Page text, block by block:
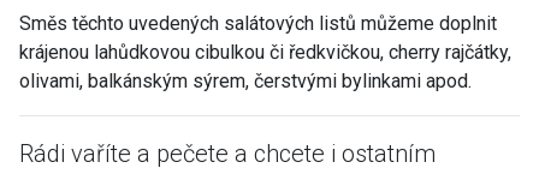
Směs těchto uvedených salátových listů můžeme doplnit
krájenou lahůdkovou cibulkou či ředkvičkou, cherry rajčátky,
olivami, balkánským sýrem, čerstvými bylinkami apod.
Rádi vaříte a pečete a chcete i ostatním